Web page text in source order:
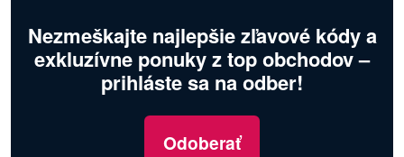
Nezmeškajte najlepšie zľavové kódy a
exkluzívne ponuky z top obchodov –
prihláste sa na odber!
Odoberať